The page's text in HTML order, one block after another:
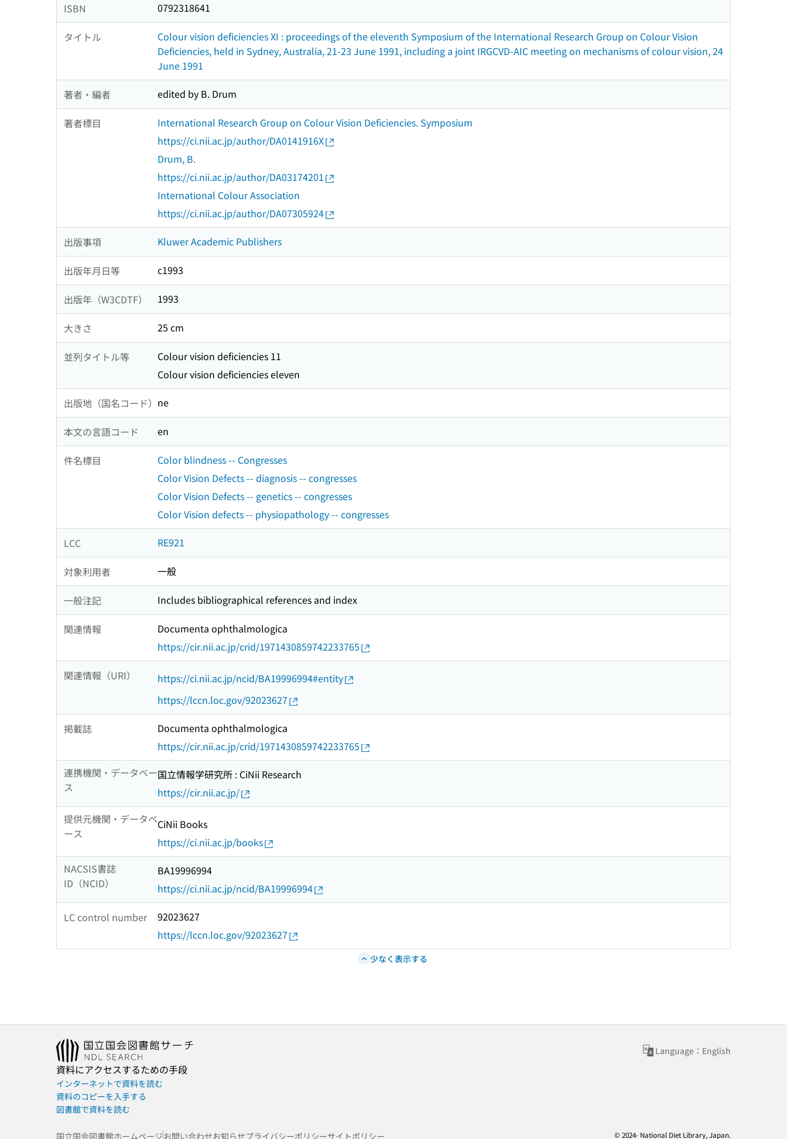
ISBN 0792318641
タイトル
Colour vision deficiencies XI : proceedings of the eleventh Symposium of the International Research Group on Colour Vision
Deficiencies, held in Sydney, Australia, 21-23 June 1991, including a joint IRGCVD-AIC meeting on mechanisms of colour vision, 24
June 1991
著者・編者 edited by B. Drum
著者標目
International Research Group on Colour Vision Deficiencies. Symposium
https://ci.nii.ac.jp/author/DA0141916X
Drum, B.
https://ci.nii.ac.jp/author/DA03174201
International Colour Association
https://ci.nii.ac.jp/author/DA07305924
出版事項 Kluwer Academic Publishers
出版年月日等 c1993
出版年（W3CDTF） 1993
大きさ 25 cm
並列タイトル等
Colour vision deficiencies 11
Colour vision deficiencies eleven
出版地（国名コード） ne
本文の言語コード en
件名標目
Color blindness -- Congresses
Color Vision Defects -- diagnosis -- congresses
Color Vision Defects -- genetics -- congresses
Color Vision defects -- physiopathology -- congresses
LCC RE921
対象利用者 一般
一般注記 Includes bibliographical references and index
関連情報
Documenta ophthalmologica
https://cir.nii.ac.jp/crid/1971430859742233765
関連情報（URI）
https://ci.nii.ac.jp/ncid/BA19996994#entity
https://lccn.loc.gov/92023627
掲載誌
Documenta ophthalmologica
https://cir.nii.ac.jp/crid/1971430859742233765
連携機関・データベー
ス
国立情報学研究所 : CiNii Research
https://cir.nii.ac.jp/
提供元機関・データベ
ース
CiNii Books
https://ci.nii.ac.jp/books
NACSIS書誌
ID（NCID）
BA19996994
https://ci.nii.ac.jp/ncid/BA19996994
LC control number
92023627
https://lccn.loc.gov/92023627
少なく表示する
Language：English
資料にアクセスするための手段
インターネットで資料を読む
資料のコピーを入手する
図書館で資料を読む
国立国会図書館ホームページお問い合わせお知らせプライバシーポリシーサイトポリシー © 2024- National Diet Library, Japan.